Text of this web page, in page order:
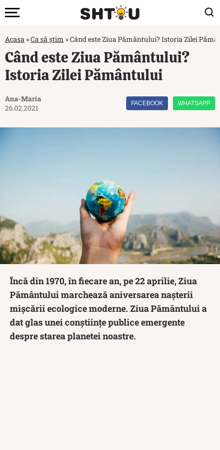
Acasa »Ca să știm »Când este Ziua Pământului? Istoria Zilei
Când este Ziua Pământului?
Istoria Zilei Pământului
Ana-Maria
26.02.2021
FACEBOOK WHATSAPP
Încă din 1970, în fiecare an, pe 22 aprilie, Ziua
Pământului marchează aniversarea nașterii
mișcării ecologice moderne. Ziua Pământului a
dat glas unei conștiințe publice emergente
despre starea planetei noastre.